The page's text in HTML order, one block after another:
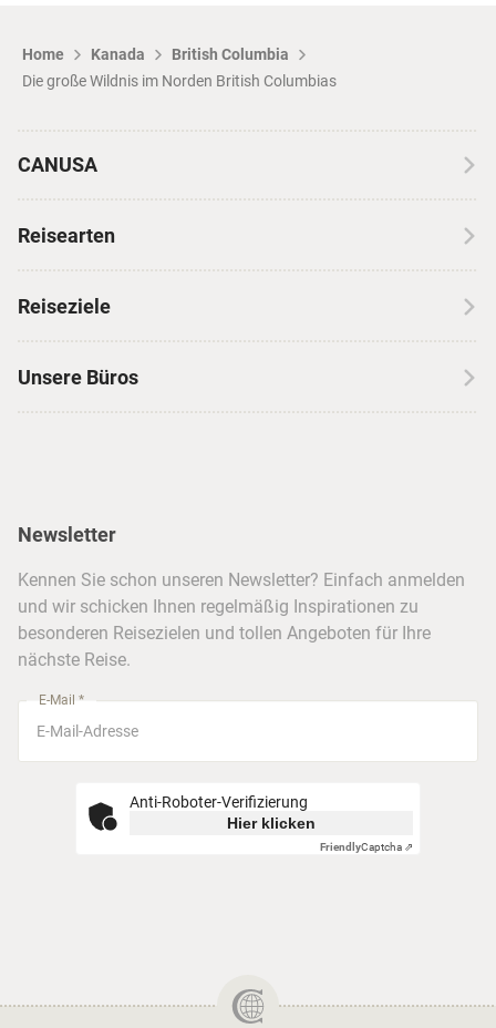
Home Kanada
British Columbia
Die große Wildnis im Norden British Columbias
CANUSA
Erfahrungen mit CANUSA
Insidertipps
Barrierefreiheitserklärung
Reisearten
Skireisen
Hotels & Unterkünfte
Kreuzfahrten
Reiseziele
Unsere Büros
Stuttgart
Newsletter
Kennen Sie schon unseren Newsletter? Einfach anmelden
und wir schicken Ihnen regelmäßig Inspirationen zu
besonderen Reisezielen und tollen Angeboten für Ihre
nächste Reise.
E-Mail *
Anti-Roboter-Verifizierung
Hier klicken
FriendlyCaptcha ⇗